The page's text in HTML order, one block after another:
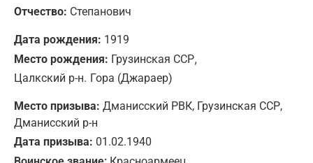
Отчество: Степанович
Дата рождения: 1919
Место рождения: Грузинская ССР,
Цалкский р-н. Гора (Джараер)
Место призыва: Дманисский РВК, Грузинская ССР,
Дманисский р-н
Дата призыва: 01.02.1940